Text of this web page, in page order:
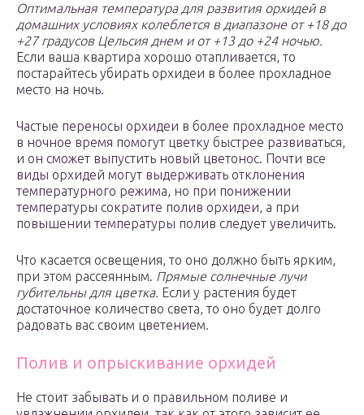
Оптимальная температура для развития орхидей в
домашних условиях колеблется в диапазоне от +18 до
+27 градусов Цельсия днем и от +13 до +24 ночью.
Если ваша квартира хорошо отапливается, то
постарайтесь убирать орхидеи в более прохладное
место на ночь.
Частые переносы орхидеи в более прохладное место
в ночное время помогут цветку быстрее развиваться,
и он сможет выпустить новый цветонос. Почти все
виды орхидей могут выдерживать отклонения
температурного режима, но при понижении
температуры сократите полив орхидеи, а при
повышении температуры полив следует увеличить.
Что касается освещения, то оно должно быть ярким,
при этом рассеянным. Прямые солнечные лучи
губительны для цветка. Если у растения будет
достаточное количество света, то оно будет долго
радовать вас своим цветением.
Полив и опрыскивание орхидей
Не стоит забывать и о правильном поливе и